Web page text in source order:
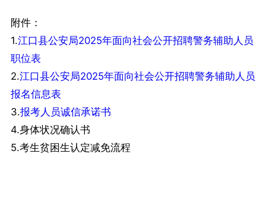
附件：
1.江口县公安局2025年面向社会公开招聘警务辅助人员
职位表
2.江口县公安局2025年面向社会公开招聘警务辅助人员
报名信息表
3.报考人员诚信承诺书
4.身体状况确认书
5.考生贫困生认定减免流程